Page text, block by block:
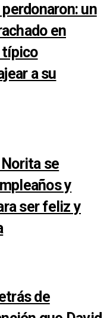
un
en
típico
a su
se
y
ser feliz y
de